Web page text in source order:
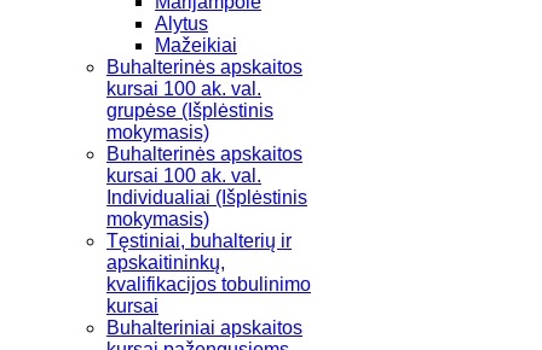
Alytus
Mažeikiai
Buhalterinės apskaitos
kursai 100 ak. val.
grupėse (Išplėstinis
mokymasis)
Buhalterinės apskaitos
kursai 100 ak. val.
Individualiai (Išplėstinis
mokymasis)
Tęstiniai, buhalterių ir
apskaitininkų,
kvalifikacijos tobulinimo
kursai
Buhalteriniai apskaitos